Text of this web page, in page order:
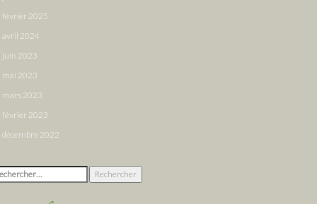
février 2025
avril 2024
juin 2023
mai 2023
mars 2023
février 2023
décembre 2022
: